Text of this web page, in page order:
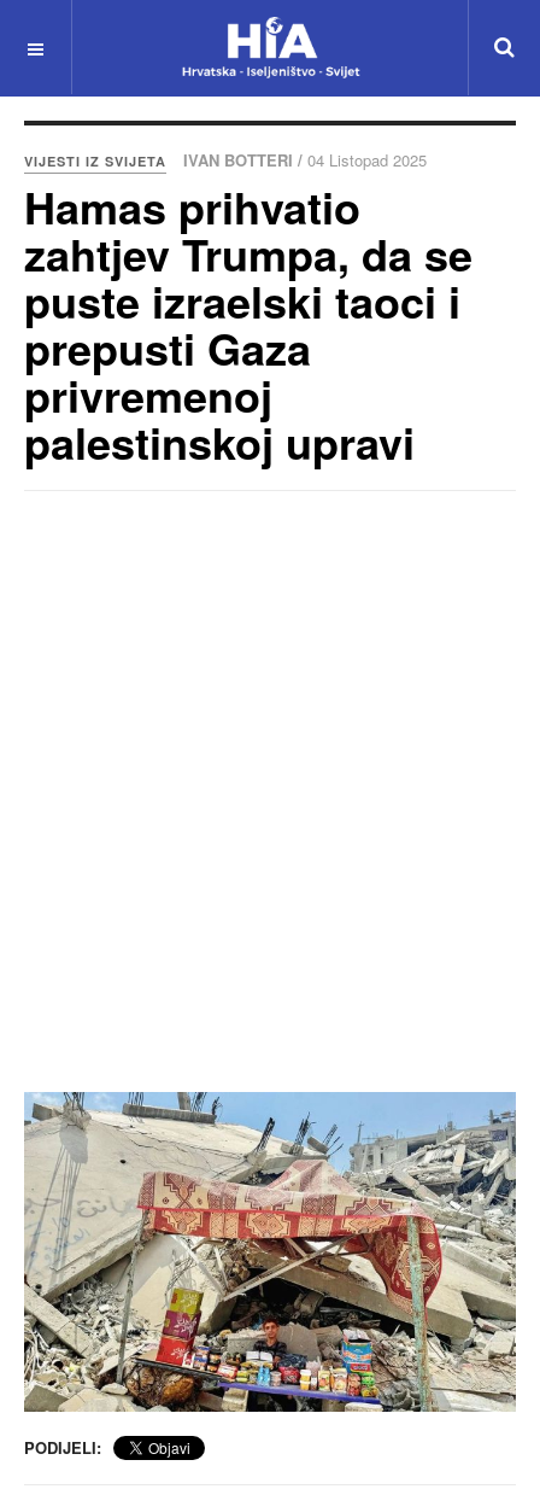
VIJESTI IZ SVIJETA IVAN BOTTERI / 04 Listopad 2025
Hamas prihvatio
zahtjev Trumpa, da se
puste izraelski taoci i
prepusti Gaza
privremenoj
palestinskoj upravi
PODIJELI: